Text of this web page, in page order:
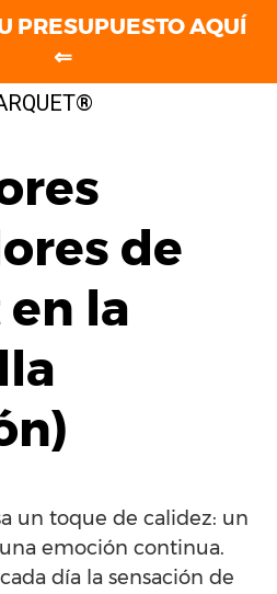
de
la
un toque de calidez: un
emoción continua.
día la sensación de
PRESUPUESTO AQUÍ
⇐